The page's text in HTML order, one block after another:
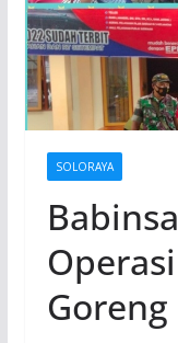
SOLORAYA
Goreng